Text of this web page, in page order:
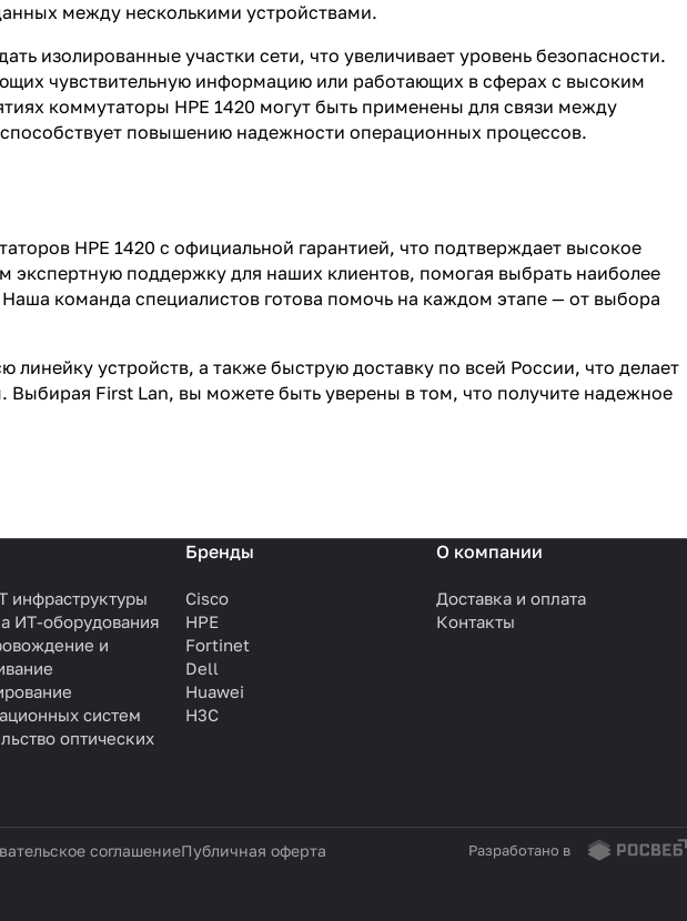
между несколькими устройствами.
изолированные участки сети, что увеличивает уровень безопасности.
чувствительную информацию или работающих в сферах с высоким
коммутаторы HPE 1420 могут быть применены для связи между
повышению надежности операционных процессов.
HPE 1420 с официальной гарантией, что подтверждает высокое
поддержку для наших клиентов, помогая выбрать наиболее
команда специалистов готова помочь на каждом этапе — от выбора
устройств, а также быструю доставку по всей России, что делает
First Lan, вы можете быть уверены в том, что получите надежное
инфраструктуры
ИТ-оборудования
и
систем
оптических
Бренды
Cisco
HPE
Fortinet
Dell
Huawei
H3C
О компании
Доставка и оплата
Контакты
соглашениеПубличная оферта Разработано в